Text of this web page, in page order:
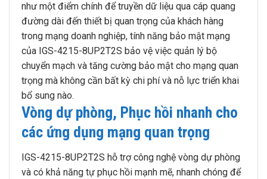
như một điểm chính để truyền dữ liệu qua cáp quang
đường dài đến thiết bị quan trọng của khách hàng
trong mạng doanh nghiệp, tính năng bảo mật mạng
của IGS-4215-8UP2T2S bảo vệ việc quản lý bộ
chuyển mạch và tăng cường bảo mật cho mạng quan
trọng mà không cần bất kỳ chi phí và nỗ lực triển khai
bổ sung nào.
Vòng dự phòng, Phục hồi nhanh cho
các ứng dụng mạng quan trọng
IGS-4215-8UP2T2S hỗ trợ công nghệ vòng dự phòng
và có khả năng tự phục hồi mạnh mẽ, nhanh chóng để